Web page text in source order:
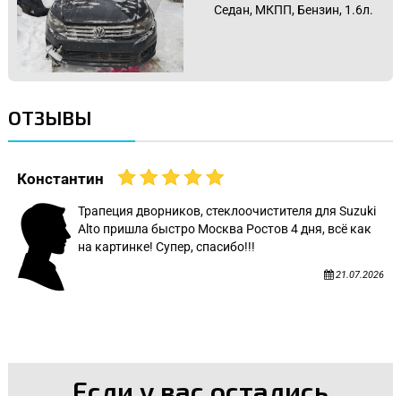
Седан, МКПП, Бензин, 1.6л.
ОТЗЫВЫ
Константин
Трапеция дворников, стеклоочистителя для Suzuki
Alto пришла быстро Москва Ростов 4 дня, всё как
на картинке! Супер, спасибо!!!
21.07.2026